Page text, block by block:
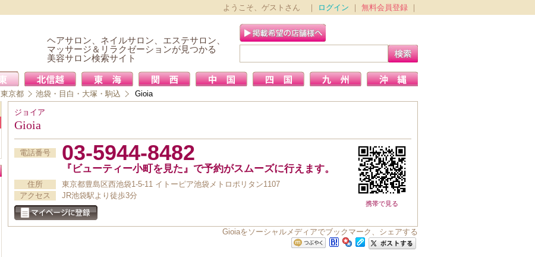
ようこそ、ゲストさん ｜ ログイン 無料会員登録
ヘアサロン、ネイルサロン、エステサロン、
マッサージ＆リラクゼーションが見つかる
美容サロン検索サイト
東京都 池袋・目白・大塚・駒込 Gioia
ジョイア
Gioia
携帯で見る
電話番号 03-5944-8482
『ビューティー小町を見た』で予約がスムーズに行えます。
住所
東京都豊島区西池袋1-5-11 イトーピア池袋メトロポリタン1107
アクセス
JR池袋駅より徒歩3分
Gioiaをソーシャルメディアでブックマーク、シェアする